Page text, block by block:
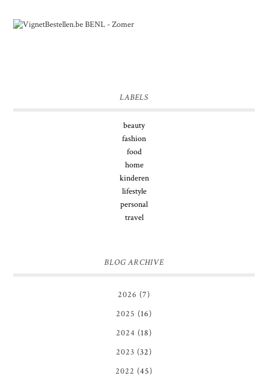
LABELS
beauty
fashion
food
home
kinderen
lifestyle
personal
travel
BLOG ARCHIVE
2026 (7)
2025 (16)
2024 (18)
2023 (32)
2022 (45)